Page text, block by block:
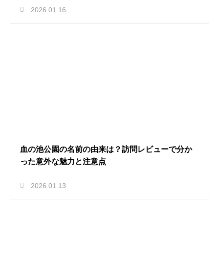
2026.01.16
血の池公園の名前の由来は？訪問レビューで分か
った意外な魅力と注意点
2026.01.13